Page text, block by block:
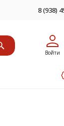
8 (938)
Войти